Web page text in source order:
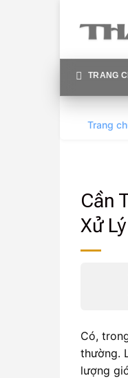
content
TRANG
Trang
Cần
Xử
Có,
thường.
lượng